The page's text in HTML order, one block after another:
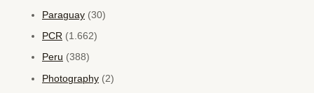
Paraguay (30)
PCR (1.662)
Peru (388)
Photography (2)